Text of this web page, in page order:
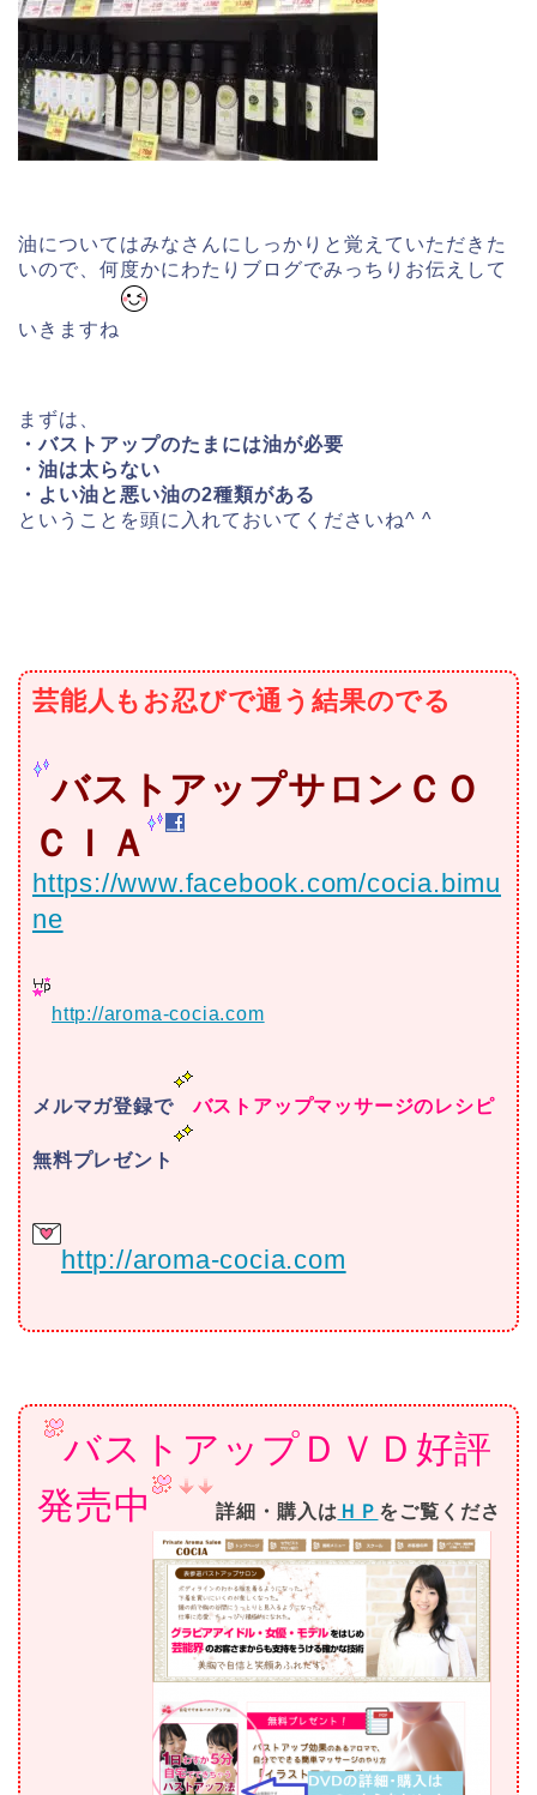
油についてはみなさんにしっかりと覚えていただきた
いので、何度かにわたりブログでみっちりお伝えして
いきますね
まずは、
・バストアップのたまには油が必要
・油は太らない
・よい油と悪い油の2種類がある
ということを頭に入れておいてくださいね^ ^
芸能人もお忍びで通う結果のでる
バストアップサロンＣＯ
ＣＩＡ
https://www.facebook.com/cocia.bimu
ne
http://aroma-cocia.com
メルマガ登録で バストアップマッサージのレシピ
無料プレゼント
http://aroma-cocia.com
バストアップＤＶＤ好評
発売中
詳細・購入は ＨＰ をご覧くださ